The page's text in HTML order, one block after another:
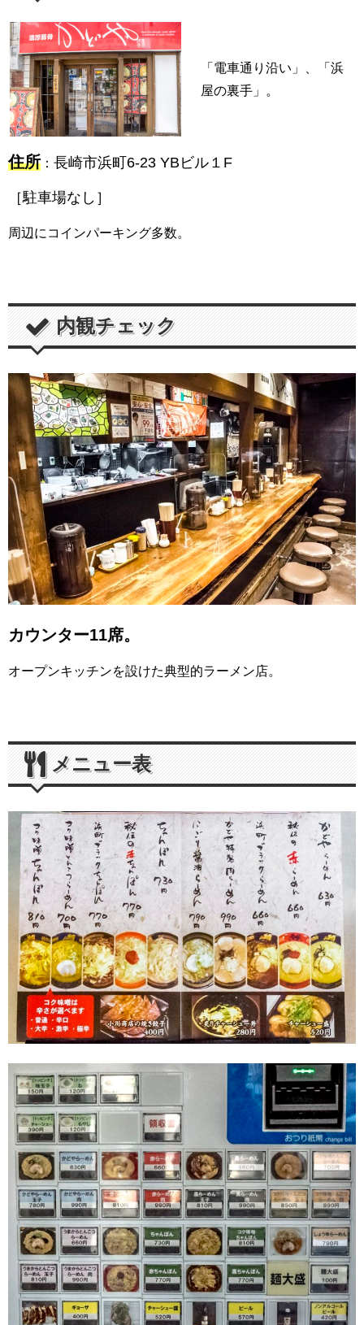
「電車通り沿い」、「浜
屋の裏手」。
住所 ： 長崎市浜町6-23 YBビル１F
［駐車場なし］
周辺にコインパーキング多数。
内観チェック
カウンター11席。
オープンキッチンを設けた典型的ラーメン店。
メニュー表